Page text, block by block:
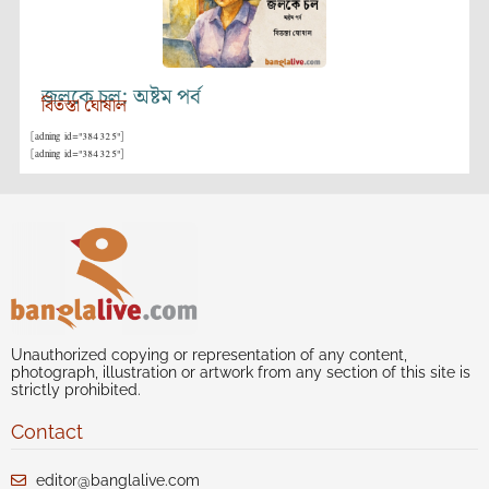
জলকে চল: অষ্টম পর্ব
বিতস্তা ঘোষাল
[adning id="384325"]
[adning id="384325"]
Unauthorized copying or representation of any content,
photograph, illustration or artwork from any section of this site is
strictly prohibited.
Contact
editor@banglalive.com